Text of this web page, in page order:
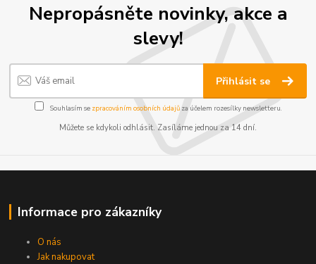
Nepropásněte novinky, akce a
slevy!
Přihlásit se
Souhlasím se zpracováním osobních údajůza účelem rozesílky newsletteru.
Můžete se kdykoli odhlásit. Zasíláme jednou za 14 dní.
Informace pro zákazníky
O nás
Jak nakupovat